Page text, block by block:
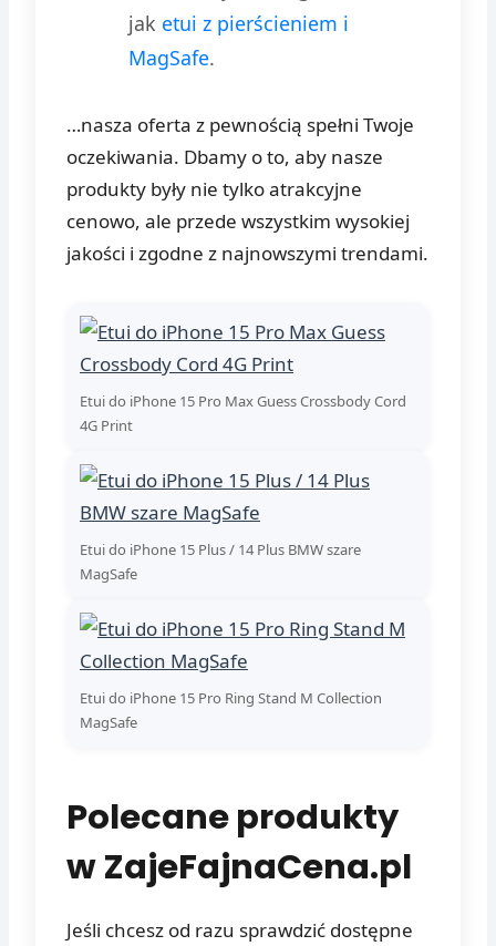
jak etui z pierścieniem i
MagSafe.
…nasza oferta z pewnością spełni Twoje
oczekiwania. Dbamy o to, aby nasze
produkty były nie tylko atrakcyjne
cenowo, ale przede wszystkim wysokiej
jakości i zgodne z najnowszymi trendami.
Etui do iPhone 15 Pro Max Guess Crossbody Cord
4G Print
Etui do iPhone 15 Plus / 14 Plus BMW szare
MagSafe
Etui do iPhone 15 Pro Ring Stand M Collection
MagSafe
Polecane produkty
w ZajeFajnaCena.pl
Jeśli chcesz od razu sprawdzić dostępne